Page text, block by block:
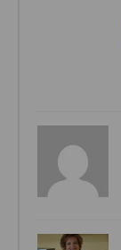
Cocina
Cocina
Cocina Navarra
Cocina Riojana